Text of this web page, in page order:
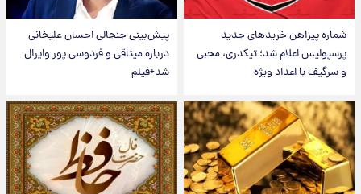
شماره پیراهن خریدهای جدید
پرسپولیس اعلام شد؛ تیکدری، محبی
و سرگیف با اعداد ویژه
پیش‌بینی جنجالی احسان علیخانی
درباره میثاقی و فردوسی پور وایرال
شد+فیلم